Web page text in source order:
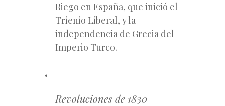
Riego en España, que inició el
Trienio Liberal, y la
independencia de Grecia del
Imperio Turco.
Revoluciones de 1830